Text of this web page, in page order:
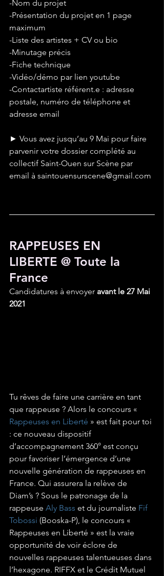
-Nom du projet
-Présentation du projet en 1 page
maximum
-Liste des artistes + CV ou bio
-Minutage précis
-Fiche technique
-Vidéo/démo par lien youtube
-Contactartiste référent.e : adresse
postale, numéro de téléphone et
adresse email
► Vous avez jusqu’au 9 Mai pour faire
parvenir votre dossier complété au
collectif Saint-Ouen sur Scène par
email à saintouensurscene@gmail.com
RAPPEUSES EN
LIBERTE @ Toute la
France
Candidatures à envoyer avant le 27 Mai
2021
Tu rêves de faire une carrière en tant
que rappeuse ? Alors le concours «
Rappeuses en Liberté » est fait pour toi
: ce nouveau dispositif
d’accompagnement 360° est conçu
pour favoriser l’émergence d’une
nouvelle génération de rappeuses en
France. Qui assurera la relève de
Diam’s ? Sous le patronage de la
rappeuse Aly Bass et du journaliste Fif
Tobossi (Booska-P), le concours «
Rappeuses en Liberté » est la vraie
opportunité de voir éclore de
nouvelles rappeuses talentueuses dans
l’hexagone. RIFFX et le Crédit Mutuel